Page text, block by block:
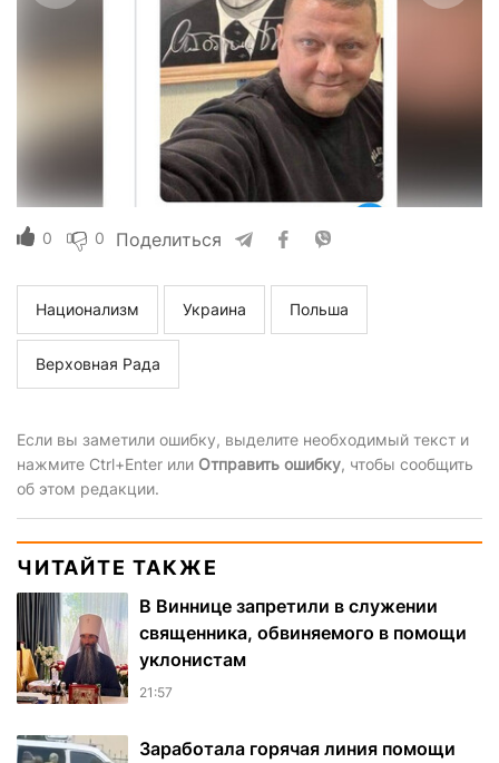
0 0 Поделиться
Национализм Украина Польша
Верховная Рада
Если вы заметили ошибку, выделите необходимый текст и
нажмите Ctrl+Enter или Отправить ошибку, чтобы сообщить
об этом редакции.
ЧИТАЙТЕ ТАКЖЕ
В Виннице запретили в служении
священника, обвиняемого в помощи
уклонистам
21:57
Заработала горячая линия помощи